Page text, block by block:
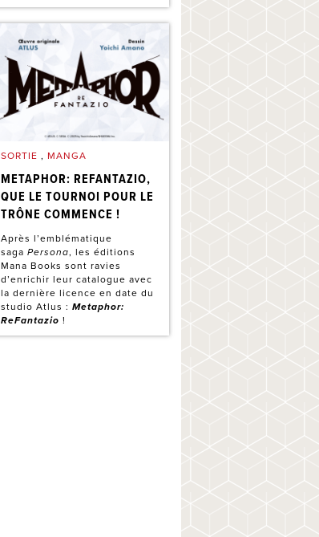
SORTIE , MANGA
METAPHOR: REFANTAZIO,
QUE LE TOURNOI POUR LE
TRÔNE COMMENCE !
Après l’emblématique
saga Persona, les éditions
Mana Books sont ravies
d’enrichir leur catalogue avec
la dernière licence en date du
studio Atlus : Metaphor:
ReFantazio !